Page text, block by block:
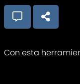
Con esta